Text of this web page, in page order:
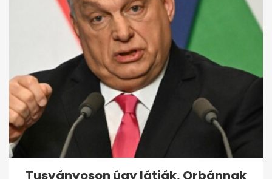
Franciaország is engedélyezi
a nagy hatótávolságú
rakéták...
Tusványoson úgy látják, Orbánnak